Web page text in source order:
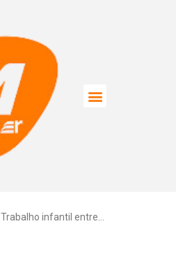
Trabalho infantil entre…